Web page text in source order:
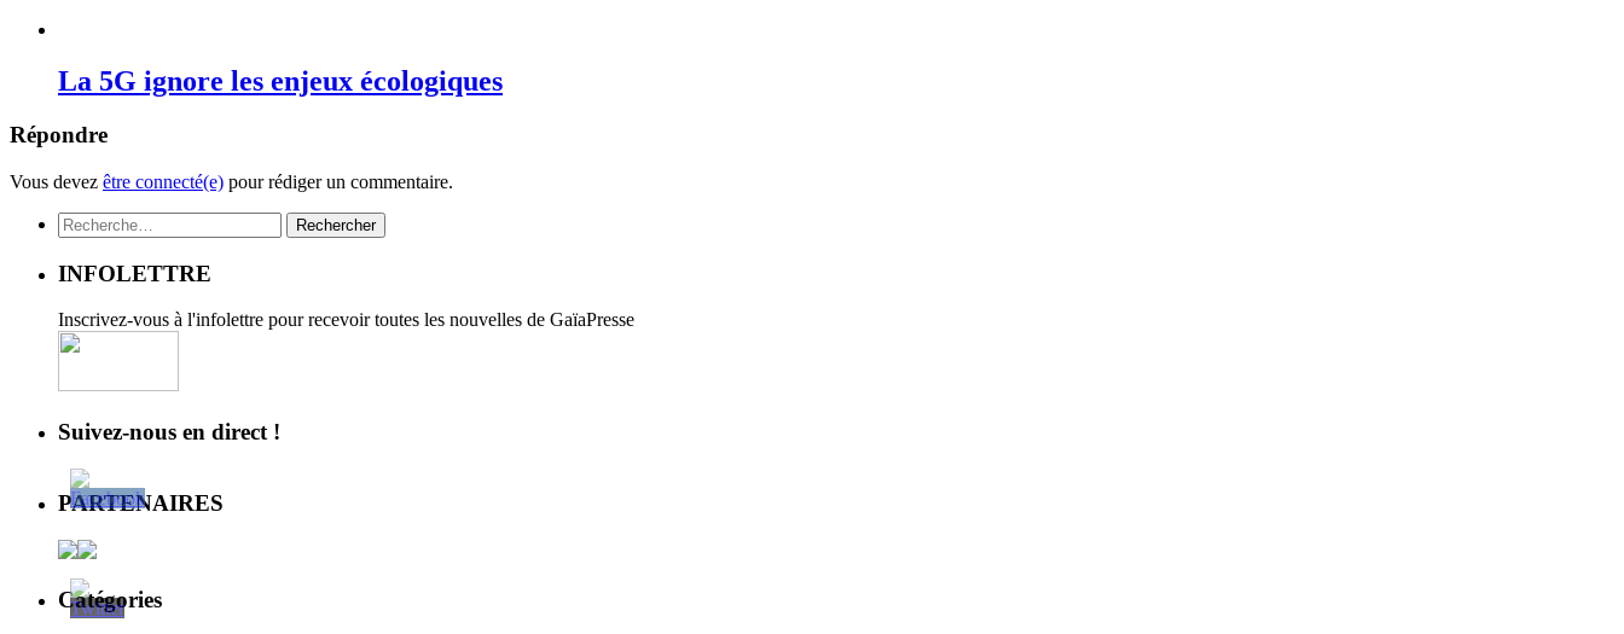
La 5G ignore les enjeux écologiques
Répondre
Vous devez être connecté(e) pour rédiger un commentaire.
Rechercher :
INFOLETTRE
Inscrivez-vous à l'infolettre pour recevoir toutes les nouvelles de GaïaPresse
Suivez-nous en direct !
PARTENAIRES
Catégories